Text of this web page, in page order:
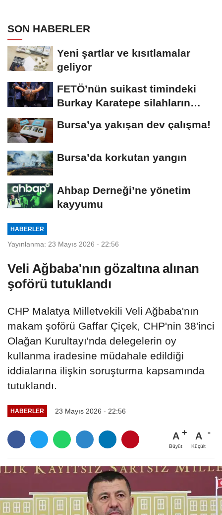
SON HABERLER
Yeni şartlar ve kısıtlamalar
geliyor
FETÖ’nün suikast timindeki
Burkay Karatepe silahların
Bursa’ya yakışan dev çalışma!
Bursa’da korkutan yangın
Ahbap Derneği’ne yönetim
kayyumu
HABERLER
Yayınlanma: 23 Mayıs 2026 - 22:56
Veli Ağbaba'nın gözaltına alınan
şoförü tutuklandı
CHP Malatya Milletvekili Veli Ağbaba'nın
makam şoförü Gaffar Çiçek, CHP'nin 38'inci
Olağan Kurultayı'nda delegelerin oy
kullanma iradesine müdahale edildiği
iddialarına ilişkin soruşturma kapsamında
tutuklandı.
HABERLER 23 Mayıs 2026 - 22:56
A
Büyüt
A
Küçült